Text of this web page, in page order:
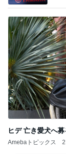
ヒデ 亡き愛犬へ
Amebaトピックス